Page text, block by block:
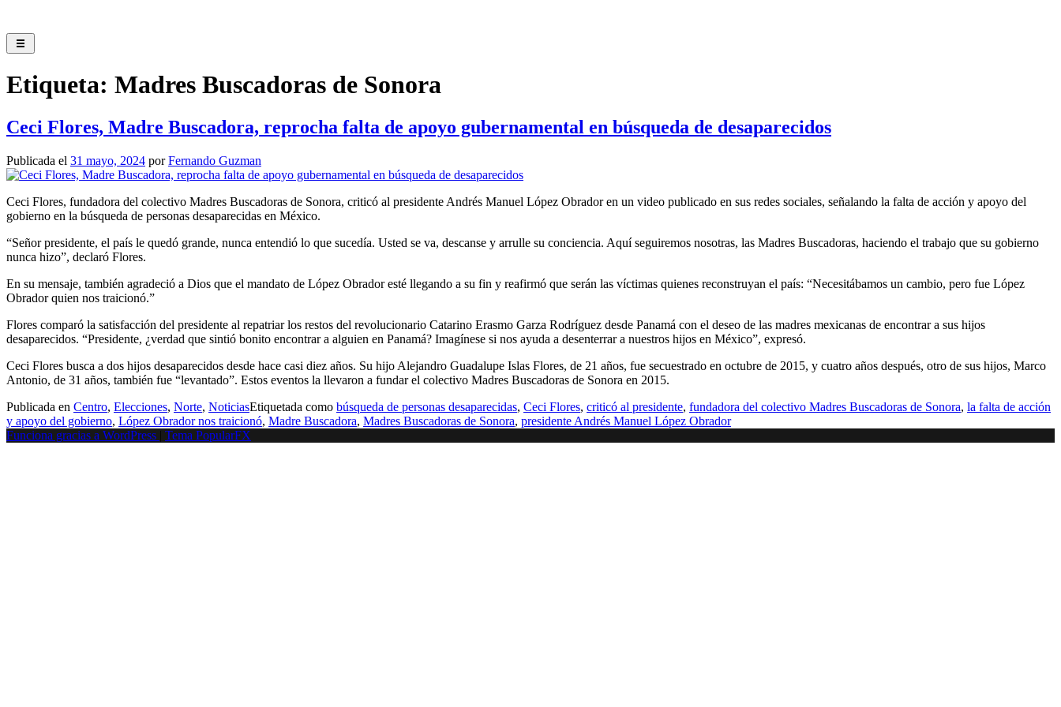
contenido
Etiqueta: Madres Buscadoras de Sonora
Ceci Flores, Madre Buscadora, reprocha falta de apoyo gubernamental en búsqueda de desaparecidos
Publicada el 31 mayo, 2024 porFernando Guzman
Ceci Flores, fundadora del colectivo Madres Buscadoras de Sonora, criticó al presidente Andrés Manuel López Obrador en un video publicado en sus redes sociales, señalando la falta de acción y apoyo del
gobierno en la búsqueda de personas desaparecidas en México.
“Señor presidente, el país le quedó grande, nunca entendió lo que sucedía. Usted se va, descanse y arrulle su conciencia. Aquí seguiremos nosotras, las Madres Buscadoras, haciendo el trabajo que su gobierno
nunca hizo”, declaró Flores.
En su mensaje, también agradeció a Dios que el mandato de López Obrador esté llegando a su fin y reafirmó que serán las víctimas quienes reconstruyan el país: “Necesitábamos un cambio, pero fue López
Obrador quien nos traicionó.”
Flores comparó la satisfacción del presidente al repatriar los restos del revolucionario Catarino Erasmo Garza Rodríguez desde Panamá con el deseo de las madres mexicanas de encontrar a sus hijos
desaparecidos. “Presidente, ¿verdad que sintió bonito encontrar a alguien en Panamá? Imagínese si nos ayuda a desenterrar a nuestros hijos en México”, expresó.
Ceci Flores busca a dos hijos desaparecidos desde hace casi diez años. Su hijo Alejandro Guadalupe Islas Flores, de 21 años, fue secuestrado en octubre de 2015, y cuatro años después, otro de sus hijos, Marco
Antonio, de 31 años, también fue “levantado”. Estos eventos la llevaron a fundar el colectivo Madres Buscadoras de Sonora en 2015.
Publicada en Centro, Elecciones, Norte, NoticiasEtiquetada como búsqueda de personas desaparecidas, Ceci Flores, criticó al presidente, fundadora del colectivo Madres Buscadoras de Sonora, la falta de acción
y apoyo del gobierno, López Obrador nos traicionó, Madre Buscadora, Madres Buscadoras de Sonora, presidente Andrés Manuel López Obrador
Funciona gracias a WordPress
Tema PopularFX